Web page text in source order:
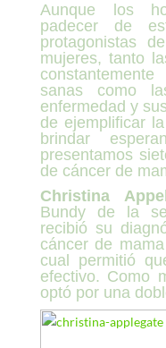
Aunque los
padecer de
protagonistas
mujeres, tanto
sanas como
enfermedad y
de ejemplificar
brindar
presentamos
de cáncer de
Christina
Bundy de la
recibió su
cáncer de
cual permitió
efectivo. Como
optó por una